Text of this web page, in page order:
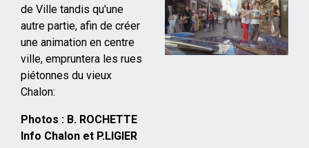
de Ville tandis qu'une
autre partie, afin de créer
une animation en centre
ville, empruntera les rues
piétonnes du vieux
Chalon:
Photos : B. ROCHETTE
Info Chalon et P.LIGIER